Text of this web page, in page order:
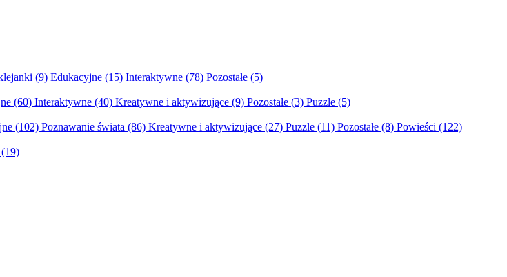
(9) Edukacyjne (15) Interaktywne (78) Pozostałe (5)
(60) Interaktywne (40) Kreatywne i aktywizujące (9) Pozostałe (3) Puzzle (5)
(102) Poznawanie świata (86) Kreatywne i aktywizujące (27) Puzzle (11) Pozostałe (8) Powieści (122)
(19)